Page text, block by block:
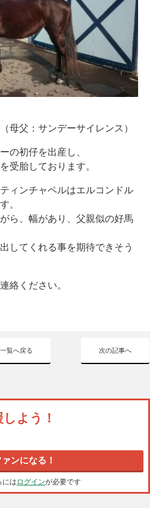
母父：サンデーサイレンス）
の初仔を出産し、
受胎しております。
ィンチャペルはエルコンドル
。
ら、幅があり、父親似の好馬
してくれる事を期待できそう
絡ください。
一覧へ戻る 次の記事へ
しよう！
ァンになる！
は ログインが必要です